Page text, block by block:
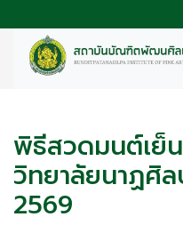
พิธีสวดมนต์เย็
วิทยาลัยนาฏศิ
2569